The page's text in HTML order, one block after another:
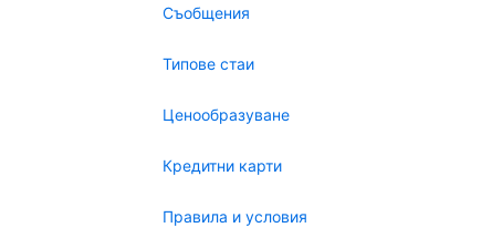
Съобщения
Типове стаи
Ценообразуване
Кредитни карти
Правила и условия